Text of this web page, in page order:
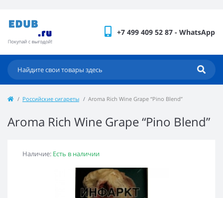
+7 499 409 52 87 - WhatsApp
Российские сигареты Aroma Rich Wine Grape “Pino Blend”
Aroma Rich Wine Grape “Pino Blend”
Наличие: Есть в наличии